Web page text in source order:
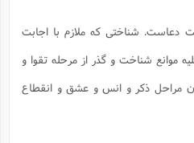
دعاست. شناختی که ملازم با اجابت
شناخت و گذر از مرحله تقوا و
مراحل ذکر و انس و عشق و انقطاع